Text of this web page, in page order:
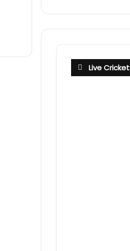
Live Cricket